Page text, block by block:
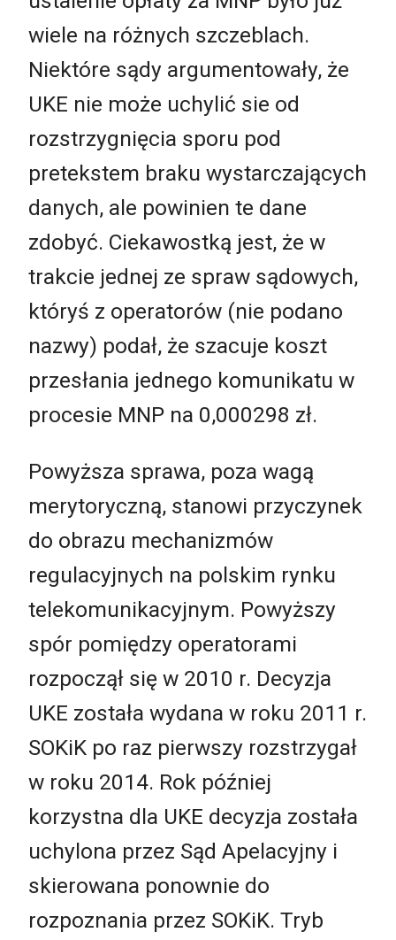
wiele na różnych szczeblach.
Niektóre sądy argumentowały, że
UKE nie może uchylić sie od
rozstrzygnięcia sporu pod
pretekstem braku wystarczających
danych, ale powinien te dane
zdobyć. Ciekawostką jest, że w
trakcie jednej ze spraw sądowych,
któryś z operatorów (nie podano
nazwy) podał, że szacuje koszt
przesłania jednego komunikatu w
procesie MNP na 0,000298 zł.
Powyższa sprawa, poza wagą
merytoryczną, stanowi przyczynek
do obrazu mechanizmów
regulacyjnych na polskim rynku
telekomunikacyjnym. Powyższy
spór pomiędzy operatorami
rozpoczął się w 2010 r. Decyzja
UKE została wydana w roku 2011 r.
SOKiK po raz pierwszy rozstrzygał
w roku 2014. Rok później
korzystna dla UKE decyzja została
uchylona przez Sąd Apelacyjny i
skierowana ponownie do
rozpoznania przez SOKiK. Tryb